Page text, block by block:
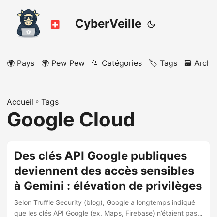
CyberVeille
🌍 Pays 🌍 Pew Pew 📂 Catégories 🏷️ Tags 🗃️
Accueil » Tags
Google Cloud
Des clés API Google publiques
deviennent des accès sensibles
à Gemini : élévation de privilèges
Selon Truffle Security (blog), Google a longtemps indiqué
que les clés API Google (ex. Maps, Firebase) n’étaient pas